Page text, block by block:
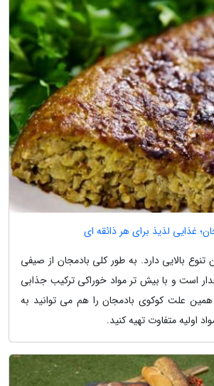
غذایی لذیذ برای هر ذائقه ای
تنوع بالایی دارد. به طور کلی بادمجان از صیفی
است و با بیش تر مواد خوراکی ترکیب جذابی
علت کوکوی بادمجان را هم می توانید به
اولیه متفاوت تهیه کنید.